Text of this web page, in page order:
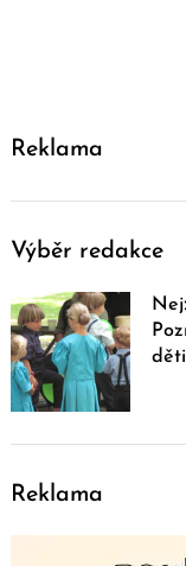
Reklama
Výběr redakce
děti
Reklama